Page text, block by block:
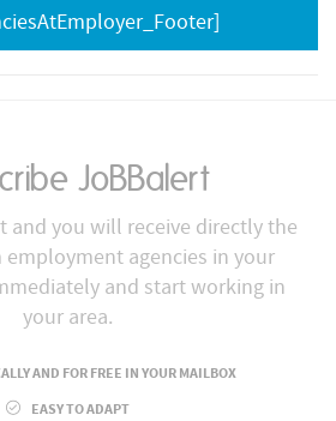
JoBBalert
and you will receive directly the
agencies in your
and start working in
your area.
AND FOR FREE IN YOUR MAILBOX
EASY TO ADAPT